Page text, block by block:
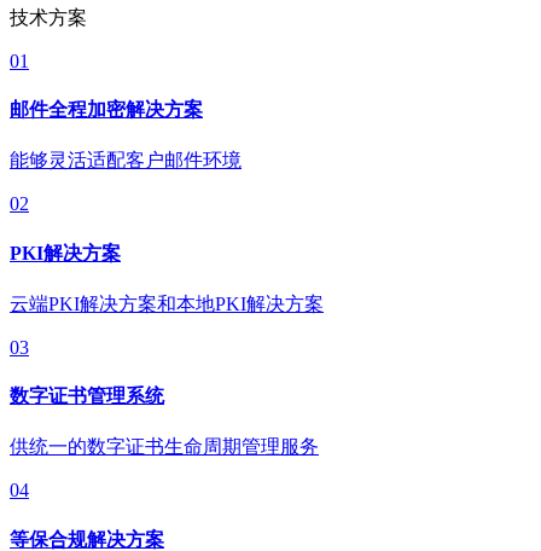
技术方案
01
邮件全程加密解决方案
能够灵活适配客户邮件环境
02
PKI解决方案
云端PKI解决方案和本地PKI解决方案
03
数字证书管理系统
供统一的数字证书生命周期管理服务
04
等保合规解决方案